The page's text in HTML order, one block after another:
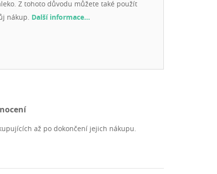
Z tohoto důvodu můžete také použít
nákup. Další informace…
až po dokončení jejich nákupu.